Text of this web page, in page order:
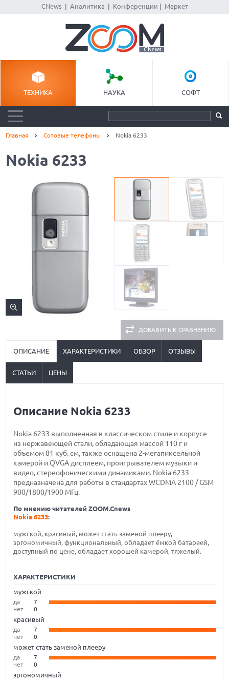
CNews| Аналитика Конференции Маркет
ТЕХНИКА НАУКА СОФТ
Главная Сотовые телефоны Nokia 6233
Nokia 6233
ДОБАВИТЬ К СРАВНЕНИЮ
ОПИСАНИЕ ХАРАКТЕРИСТИКИ ОБЗОР ОТЗЫВЫ
СТАТЬИ ЦЕНЫ
Описание Nokia 6233
Nokia 6233 выполненная в классическом стиле и корпусе
из нержавеющей стали, обладающая массой 110 г и
объемом 81 куб. см, также оснащена 2-мегапиксельной
камерой и QVGA дисплеем, проигрывателем музыки и
видео, стереофоническими динамиками. Nokia 6233
предназначена для работы в стандартах WCDMA 2100 / GSM
900/1800/1900 МГц.
По мнению читателей ZOOM.Cnews
Nokia 6233:
мужской, красивый, может стать заменой плееру,
эргономичный, функциональный, обладает ёмкой батареей,
доступный по цене, обладает хорошей камерой, тяжелый.
ХАРАКТЕРИСТИКИ
мужской
да
7
нет
0
красивый
да
7
нет
0
может стать заменой плееру
да
7
нет
0
эргономичный